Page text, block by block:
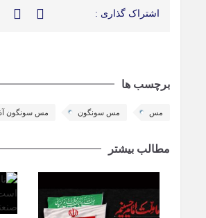
اشتراک گذاری :
برچسب ها
مس مس سونگون مس سونگون
مطالب بیشتر